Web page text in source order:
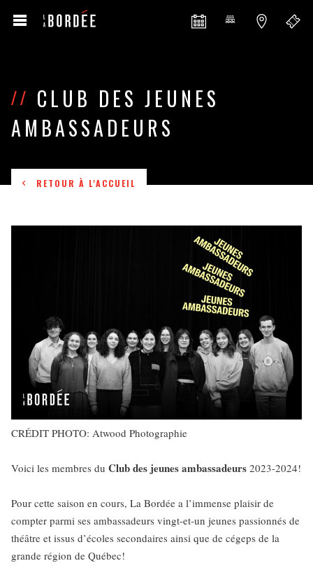
RETOUR À L'ACCUEIL
// CLUB DES JEUNES
AMBASSADEURS
CRÉDIT PHOTO: Atwood Photographie
Voici les membres du Club des jeunes ambassadeurs 2023-2024!
Pour cette saison en cours, La Bordée a l’immense plaisir de
compter parmi ses ambassadeurs vingt-et-un jeunes passionnés de
théâtre et issus d’écoles secondaires ainsi que de cégeps de la
grande région de Québec!